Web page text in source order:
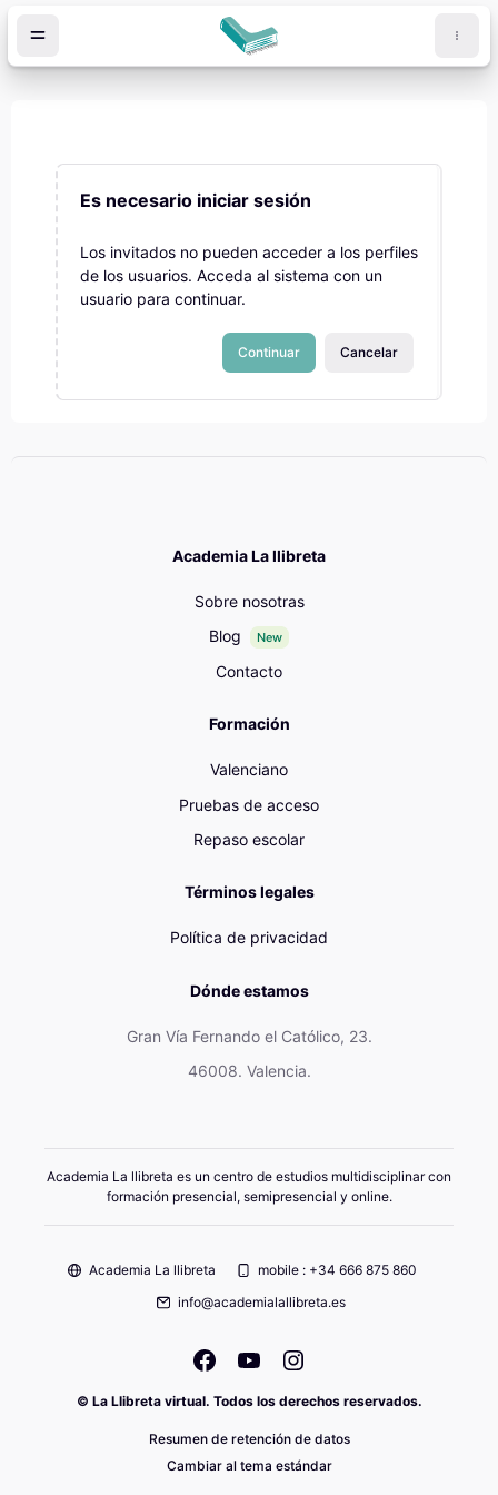
Es necesario iniciar sesión
Los invitados no pueden acceder a los perfiles
de los usuarios. Acceda al sistema con un
usuario para continuar.
Cancelar
Continuar
Academia La llibreta
Sobre nosotras
Blog
New
Contacto
Formación
Valenciano
Pruebas de acceso
Repaso escolar
Términos legales
Política de privacidad
Dónde estamos
Gran Vía Fernando el Católico, 23.
46008. Valencia.
Academia La llibreta es un centro de estudios multidisciplinar con
formación presencial, semipresencial y online.
Academia La llibreta
mobile : +34 666 875 860
info@academialallibreta.es
© La Llibreta virtual. Todos los derechos reservados.
Resumen de retención de datos
Cambiar al tema estándar